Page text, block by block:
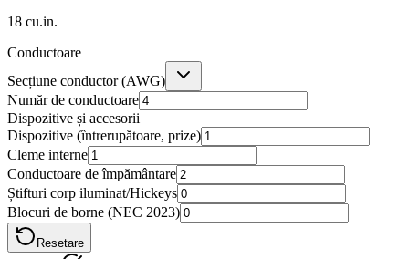
18 cu.in.
Conductoare
Secțiune conductor (AWG)
Număr de conductoare
Dispozitive și accesorii
Dispozitive (întrerupătoare, prize)
Cleme interne
Conductoare de împământare
Știfturi corp iluminat/Hickeys
Blocuri de borne (NEC 2023)
Resetare